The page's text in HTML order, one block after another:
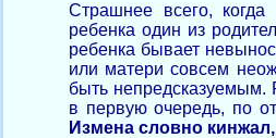
Страшнее всего,
ребенка один из
ребенка бывает
или матери совсем
быть непредсказуемым.
в первую очередь, по
Измена словно